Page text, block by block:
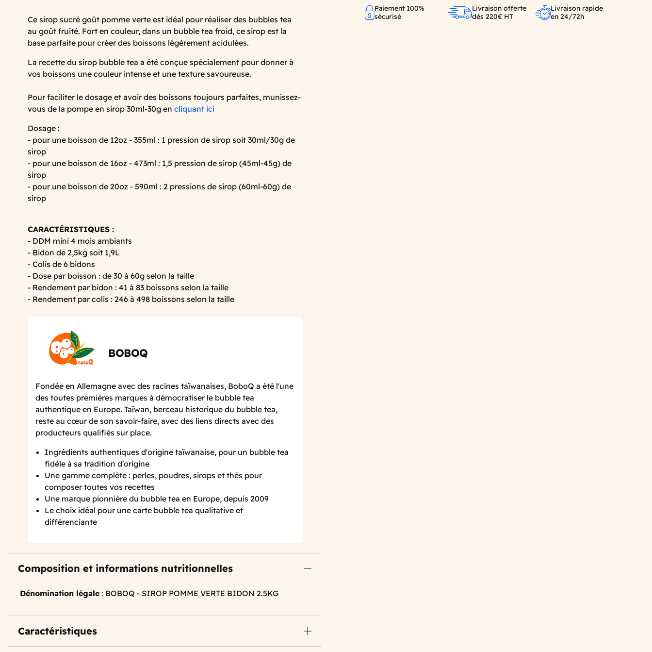
Ce sirop sucré goût pomme verte est idéal pour réaliser des bubbles tea
au goût fruité. Fort en couleur, dans un bubble tea froid, ce sirop est la
base parfaite pour créer des boissons légèrement acidulées.
La recette du sirop bubble tea a été conçue spécialement pour donner à
vos boissons une couleur intense et une texture savoureuse.
Pour faciliter le dosage et avoir des boissons toujours parfaites, munissez-
vous de la pompe en sirop 30ml-30g en cliquant ici
Dosage :
- pour une boisson de 12oz - 355ml : 1 pression de sirop soit 30ml/30g de
sirop
- pour une boisson de 16oz - 473ml : 1,5 pression de sirop (45ml-45g) de
sirop
- pour une boisson de 20oz - 590ml : 2 pressions de sirop (60ml-60g) de
sirop
CARACTÉRISTIQUES :
- DDM mini 4 mois ambiants
- Bidon de 2,5kg soit 1,9L
- Colis de 6 bidons
- Dose par boisson : de 30 à 60g selon la taille
- Rendement par bidon : 41 à 83 boissons selon la taille
- Rendement par colis : 246 à 498 boissons selon la taille
BOBOQ
Fondée en Allemagne avec des racines taïwanaises, BoboQ a été l'une
des toutes premières marques à démocratiser le bubble tea
authentique en Europe. Taïwan, berceau historique du bubble tea,
reste au cœur de son savoir-faire, avec des liens directs avec des
producteurs qualifiés sur place.
Ingrédients authentiques d'origine taïwanaise, pour un bubble tea
fidèle à sa tradition d'origine
Une gamme complète : perles, poudres, sirops et thés pour
composer toutes vos recettes
Une marque pionnière du bubble tea en Europe, depuis 2009
Le choix idéal pour une carte bubble tea qualitative et
différenciante
Composition et informations nutritionnelles
Dénomination légale : BOBOQ - SIROP POMME VERTE BIDON 2.5KG
Caractéristiques
Paiement 100%
sécurisé
Livraison offerte
dès 220€ HT
Livraison rapide
en 24/72h